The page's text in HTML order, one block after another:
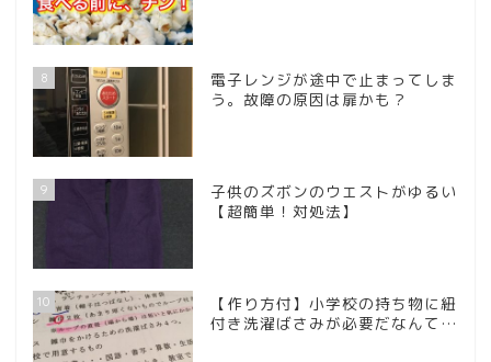
8
電子レンジが途中で止まってしま
う。故障の原因は扉かも？
9
子供のズボンのウエストがゆるい
【超簡単！対処法】
10
【作り方付】小学校の持ち物に紐
付き洗濯ばさみが必要だなんて…